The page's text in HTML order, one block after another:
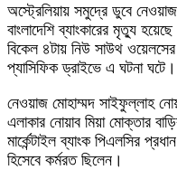
অস্ট্রেলিয়ায় সমুদ্রে ডুবে
বাংলাদেশি ব্যাংকারের মৃত্যু
বিকেল ৪টায় নিউ সাউথ ওয়েলসের
প্যাসিফিক ড্রাইভে এ ঘটনা ঘটে।
নেওয়াজ মোহাম্মদ সাইফুল্লাহ
এলাকার নোয়াব মিয়া মোক্তার
মার্কেন্টাইল ব্যাংক পিএলসির
হিসেবে কর্মরত ছিলেন।